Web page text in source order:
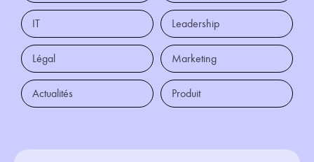
IT Leadership
Légal Marketing
Actualités Produit